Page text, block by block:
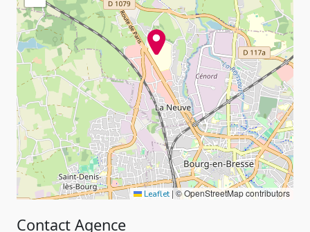
Leaflet | © OpenStreetMap contributors
Contact Agence